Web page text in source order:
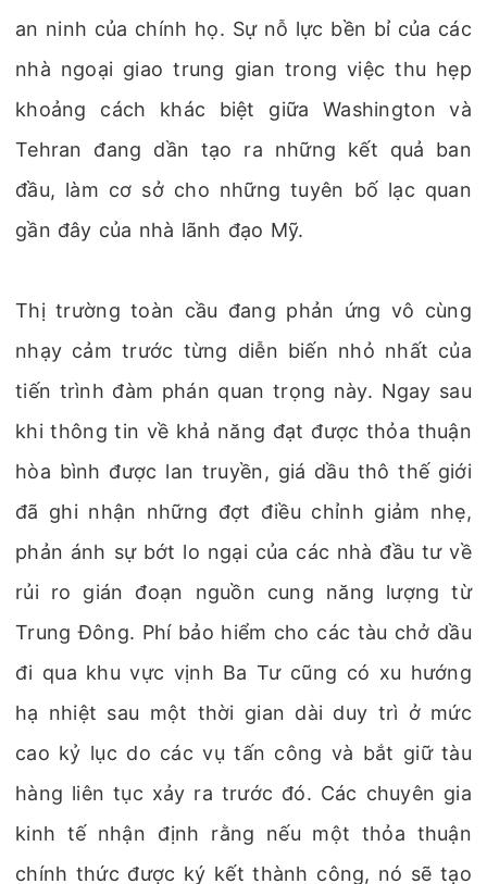
an ninh của chính họ. Sự nỗ lực bền bỉ của các
nhà ngoại giao trung gian trong việc thu hẹp
khoảng cách khác biệt giữa Washington và
Tehran đang dần tạo ra những kết quả ban
đầu, làm cơ sở cho những tuyên bố lạc quan
gần đây của nhà lãnh đạo Mỹ.
Thị trường toàn cầu đang phản ứng vô cùng
nhạy cảm trước từng diễn biến nhỏ nhất của
tiến trình đàm phán quan trọng này. Ngay sau
khi thông tin về khả năng đạt được thỏa thuận
hòa bình được lan truyền, giá dầu thô thế giới
đã ghi nhận những đợt điều chỉnh giảm nhẹ,
phản ánh sự bớt lo ngại của các nhà đầu tư về
rủi ro gián đoạn nguồn cung năng lượng từ
Trung Đông. Phí bảo hiểm cho các tàu chở dầu
đi qua khu vực vịnh Ba Tư cũng có xu hướng
hạ nhiệt sau một thời gian dài duy trì ở mức
cao kỷ lục do các vụ tấn công và bắt giữ tàu
hàng liên tục xảy ra trước đó. Các chuyên gia
kinh tế nhận định rằng nếu một thỏa thuận
chính thức được ký kết thành công, nó sẽ tạo